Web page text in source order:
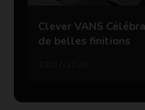
Clever VANS
de belles finitions